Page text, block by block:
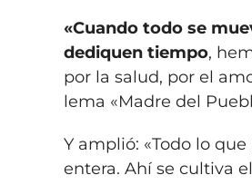
«Cuando todo se
dediquen tiempo,
por la salud, por el
lema «Madre del
Y amplió: «Todo lo
entera. Ahí se cultiva